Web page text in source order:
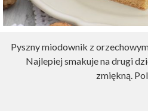
Pyszny miodownik z
Najlepiej smakuje na drugi
zmiękną.